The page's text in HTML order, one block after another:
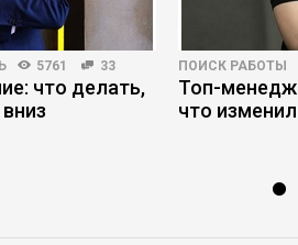
5761 33
что делать,
ПОИСК РАБОТЫ
Топ-
что